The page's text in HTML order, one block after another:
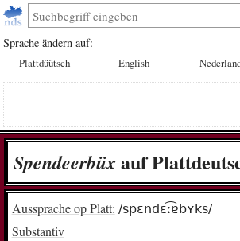
Sprache ändern auf:
Plattdüütsch English
Spen­deer­bü­xauf
Aussprache op Platt: /spɛndɛː͡ɐbʏks/
Substantiv